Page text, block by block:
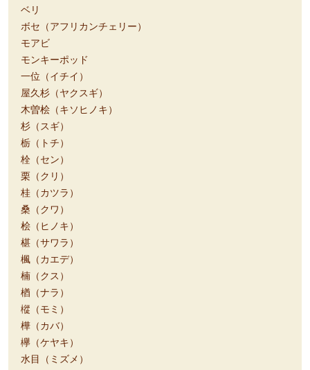
ベリ
ボセ（アフリカンチェリー）
モアビ
モンキーポッド
一位（イチイ）
屋久杉（ヤクスギ）
木曽桧（キソヒノキ）
杉（スギ）
栃（トチ）
栓（セン）
栗（クリ）
桂（カツラ）
桑（クワ）
桧（ヒノキ）
椹（サワラ）
楓（カエデ）
楠（クス）
楢（ナラ）
樅（モミ）
樺（カバ）
欅（ケヤキ）
水目（ミズメ）